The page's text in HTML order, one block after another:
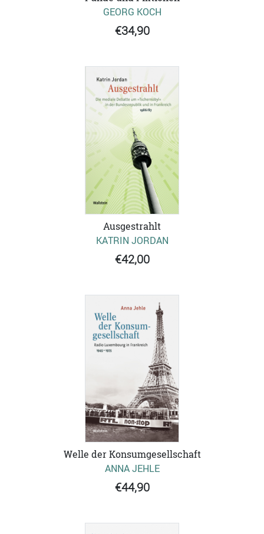
GEORG KOCH
€34,90
Ausgestrahlt
KATRIN JORDAN
€42,00
Welle der Konsumgesellschaft
ANNA JEHLE
€44,90